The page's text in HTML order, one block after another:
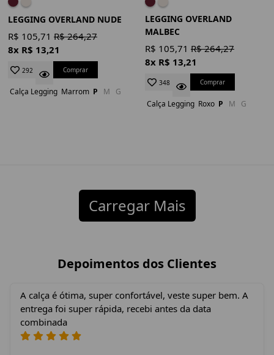
LEGGING OVERLAND NUDE
R$ 105,71 R$ 264,27
8x R$ 13,21
292 Comprar
Calça Legging Marrom P M G
LEGGING OVERLAND
MALBEC
R$ 105,71 R$ 264,27
8x R$ 13,21
348 Comprar
Calça Legging Roxo P M G
Carregar Mais
Depoimentos dos Clientes
A calça é ótima, super confortável, veste super bem. A
entrega foi super rápida, recebi antes da data
combinada